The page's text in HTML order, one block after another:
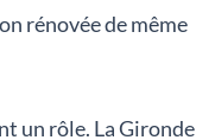
rénovée de même
un rôle. La Gironde